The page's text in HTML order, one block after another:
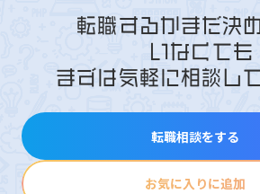
転職するかまだ決
いなくても
まずは気軽に相談し
転職相談をする
お気に入りに追加